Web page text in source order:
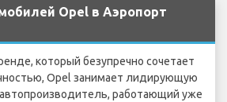
Opel в Аэропорт
который безупречно сочетает
Opel занимает лидирующую
работающий уже